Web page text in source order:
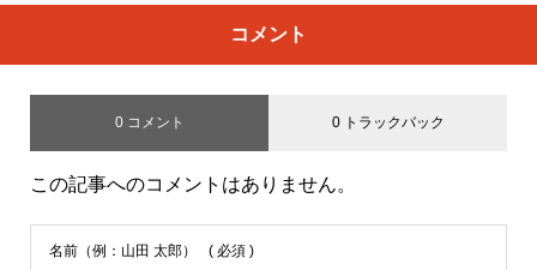
コメント
0 コメント 0 トラックバック
この記事へのコメントはありません。
名前（例：山田 太郎） ( 必須 )